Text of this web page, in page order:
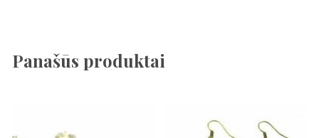
Panašūs produktai